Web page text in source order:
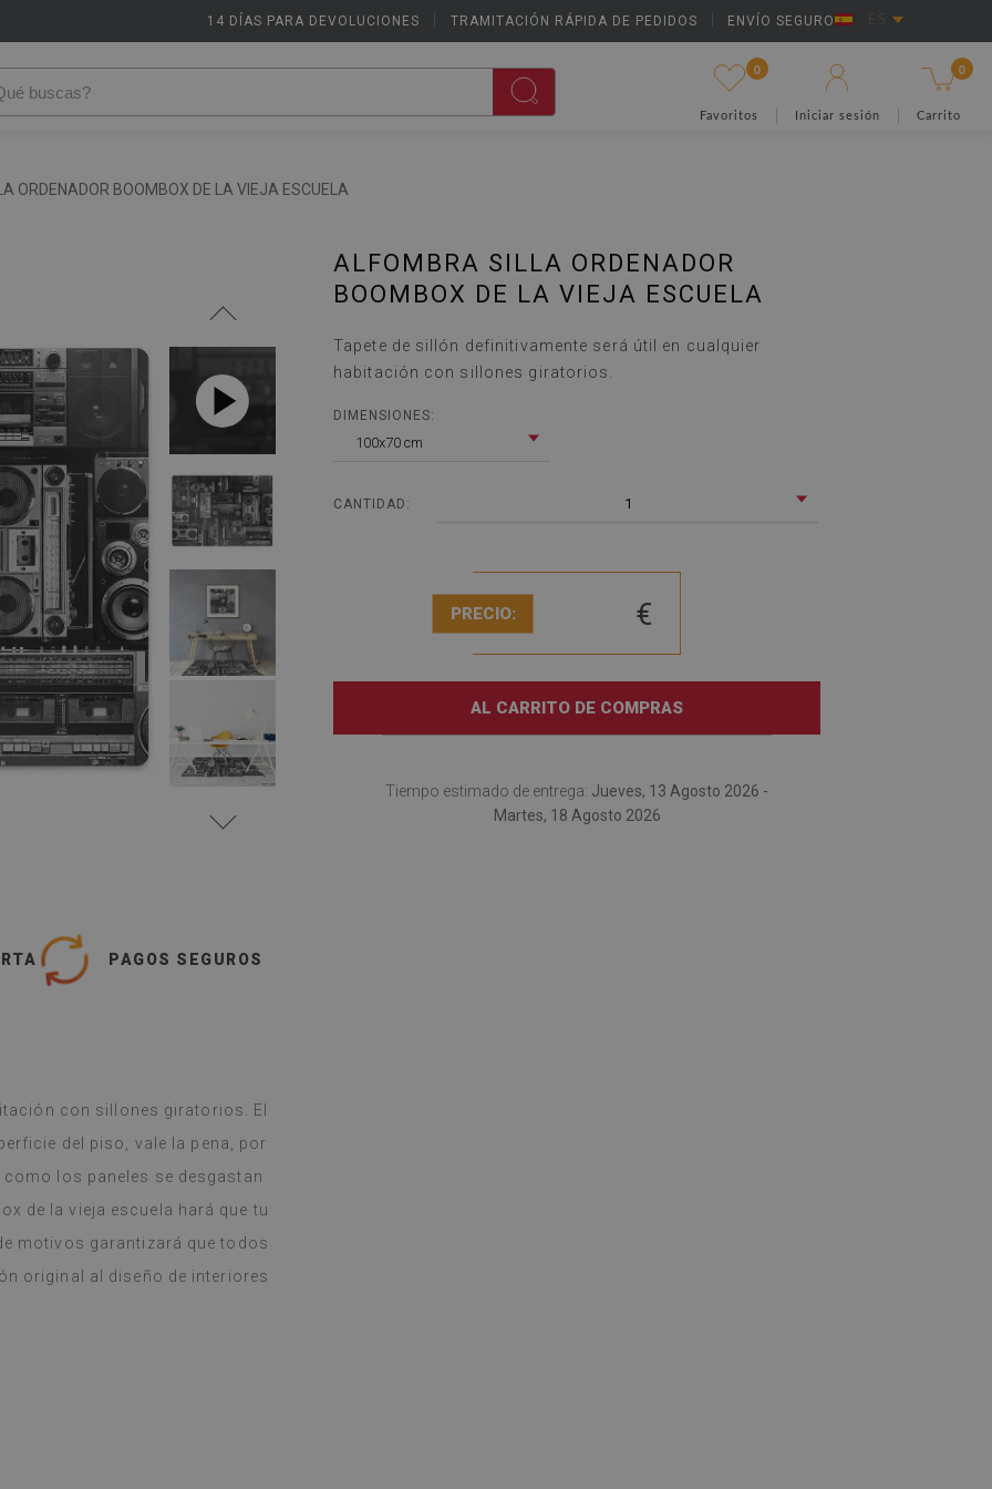
14 DÍAS PARA DEVOLUCIONES TRAMITACIÓN RÁPIDA DE PEDIDOS ENVÍO SEGURO
0
Favoritos Iniciar sesión
0
Carrito
ORDENADOR BOOMBOX DE LA VIEJA ESCUELA
PAGOS SEGUROS
con sillones giratorios. El
del piso, vale la pena, por
los paneles se desgastan
de la vieja escuela hará que tu
motivos garantizará que todos
original al diseño de interiores
ALFOMBRA SILLA ORDENADOR
BOOMBOX DE LA VIEJA ESCUELA
Tapete de sillón definitivamente será útil en cualquier
habitación con sillones giratorios.
DIMENSIONES:
100x70 cm
CANTIDAD: 1
PRECIO: €
AL CARRITO DE COMPRAS
Tiempo estimado de entrega: Jueves, 13 Agosto 2026 -
Martes, 18 Agosto 2026